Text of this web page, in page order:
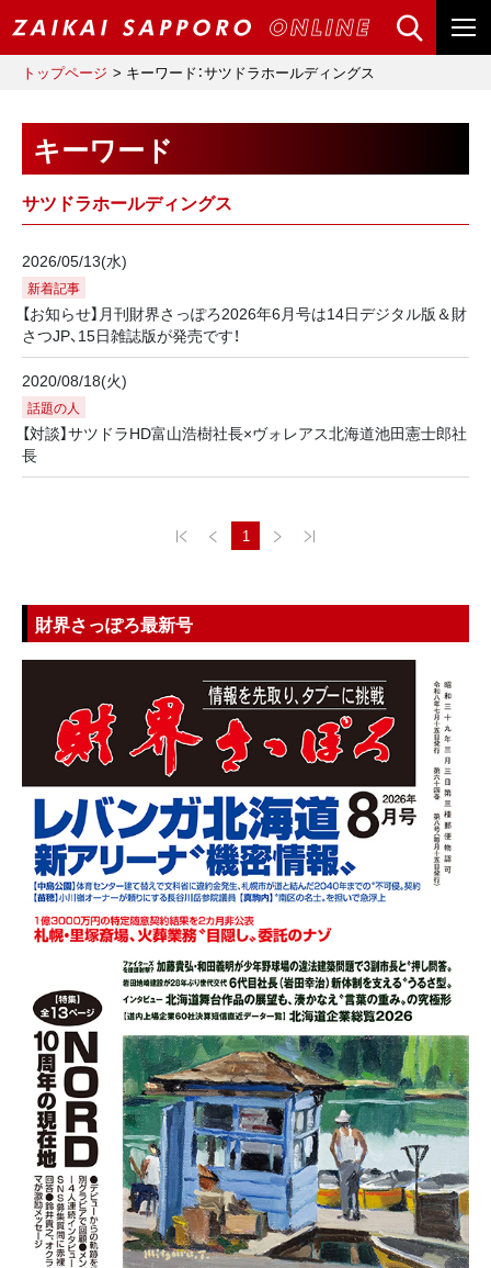
トップページ キーワード：サツドラホールディングス
キーワード
サツドラホールディングス
2026/05/13(水)
新着記事
【お知らせ】月刊財界さっぽろ2026年6月号は14日デジタル版＆財
さつJP、15日雑誌版が発売です！
2020/08/18(火)
話題の人
【対談】サツドラHD富山浩樹社長×ヴォレアス北海道池田憲士郎社
長
1
財界さっぽろ最新号